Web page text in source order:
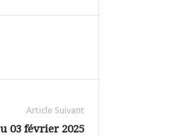
Article Suivant
03 février 2025